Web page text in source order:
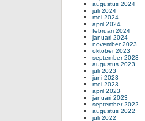
augustus 2024
juli 2024
mei 2024
april 2024
februari 2024
januari 2024
november 2023
oktober 2023
september 2023
augustus 2023
juli 2023
juni 2023
mei 2023
april 2023
januari 2023
september 2022
augustus 2022
juli 2022